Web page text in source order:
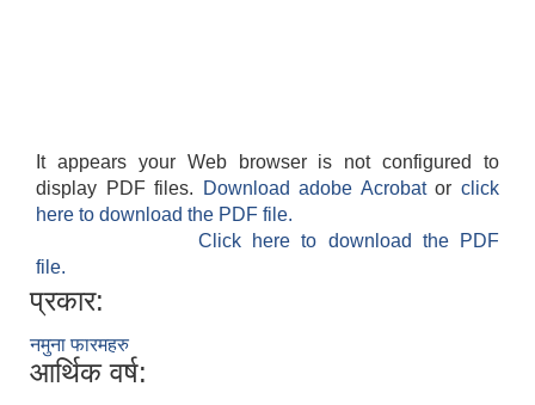
It appears your Web browser is not configured to
display PDF files.
Download adobe Acrobatorclick
here to download the PDF file.
Click here to download the PDF
file.
प्रकार:
नमुना फारमहरु
आर्थिक वर्ष: